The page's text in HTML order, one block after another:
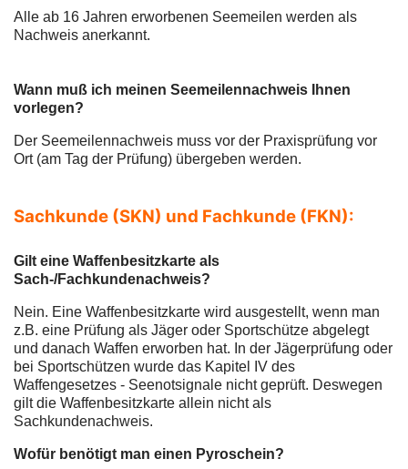
Alle ab 16 Jahren erworbenen Seemeilen werden als
Nachweis anerkannt.
Wann muß ich meinen Seemeilennachweis Ihnen
vorlegen?
Der Seemeilennachweis muss vor der Praxisprüfung vor
Ort (am Tag der Prüfung) übergeben werden.
Sachkunde (SKN) und Fachkunde (FKN):
Gilt eine Waffenbesitzkarte als
Sach-/Fachkundenachweis?
Nein. Eine Waffenbesitzkarte wird ausgestellt, wenn man
z.B. eine Prüfung als Jäger oder Sportschütze abgelegt
und danach Waffen erworben hat. In der Jägerprüfung oder
bei Sportschützen wurde das Kapitel IV des
Waffengesetzes - Seenotsignale nicht geprüft. Deswegen
gilt die Waffenbesitzkarte allein nicht als
Sachkundenachweis.
Wofür benötigt man einen Pyroschein?